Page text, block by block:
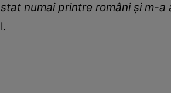
numai printre români și m-